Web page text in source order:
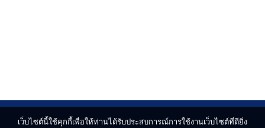
เว็บไซต์นี้ใช้คุกกี้เพื่อให้ท่านได้รับประสบการณ์การใช้งานเว็บไซต์ที่ดียิ่ง